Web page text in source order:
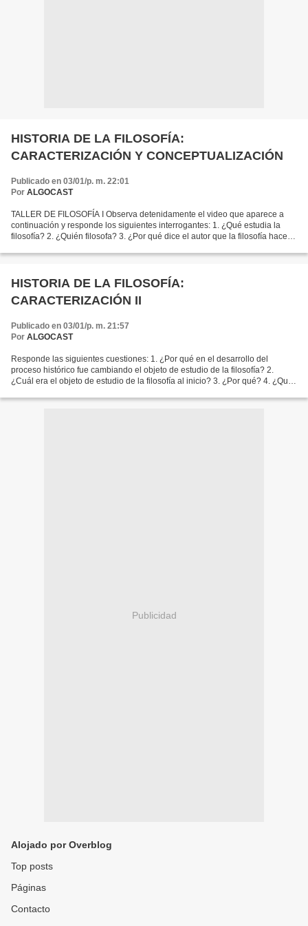
HISTORIA DE LA FILOSOFÍA:
CARACTERIZACIÓN Y CONCEPTUALIZACIÓN
Publicado en 03/01/p. m. 22:01
Por ALGOCAST
TALLER DE FILOSOFÍA I Observa detenidamente el video que aparece a
continuación y responde los siguientes interrogantes: 1. ¿Qué estudia la
filosofía? 2. ¿Quién filosofa? 3. ¿Por qué dice el autor que la filosofía hace
HISTORIA DE LA FILOSOFÍA:
CARACTERIZACIÓN II
Publicado en 03/01/p. m. 21:57
Por ALGOCAST
Responde las siguientes cuestiones: 1. ¿Por qué en el desarrollo del
proceso histórico fue cambiando el objeto de estudio de la filosofía? 2.
¿Cuál era el objeto de estudio de la filosofía al inicio? 3. ¿Por qué? 4. ¿Qué
Publicidad
Alojado por Overblog
Top posts
Páginas
Contacto